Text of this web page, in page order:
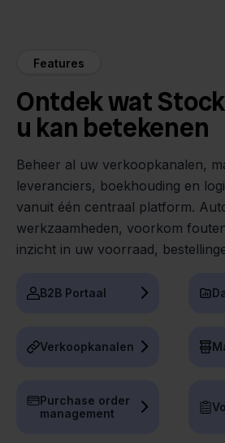
Features
Ontdek wat
u kan betekenen
Beheer al uw verkoopkanalen,
leveranciers, boekhouding en
vanuit één centraal platform.
werkzaamheden, voorkom
inzicht in uw voorraad,
B2B Portaal
Verkoopkanalen
Purchase order
management